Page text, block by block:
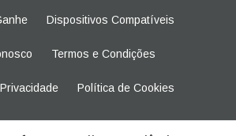
Dispositivos Compatíveis
Termos e Condições
Política de Cookies